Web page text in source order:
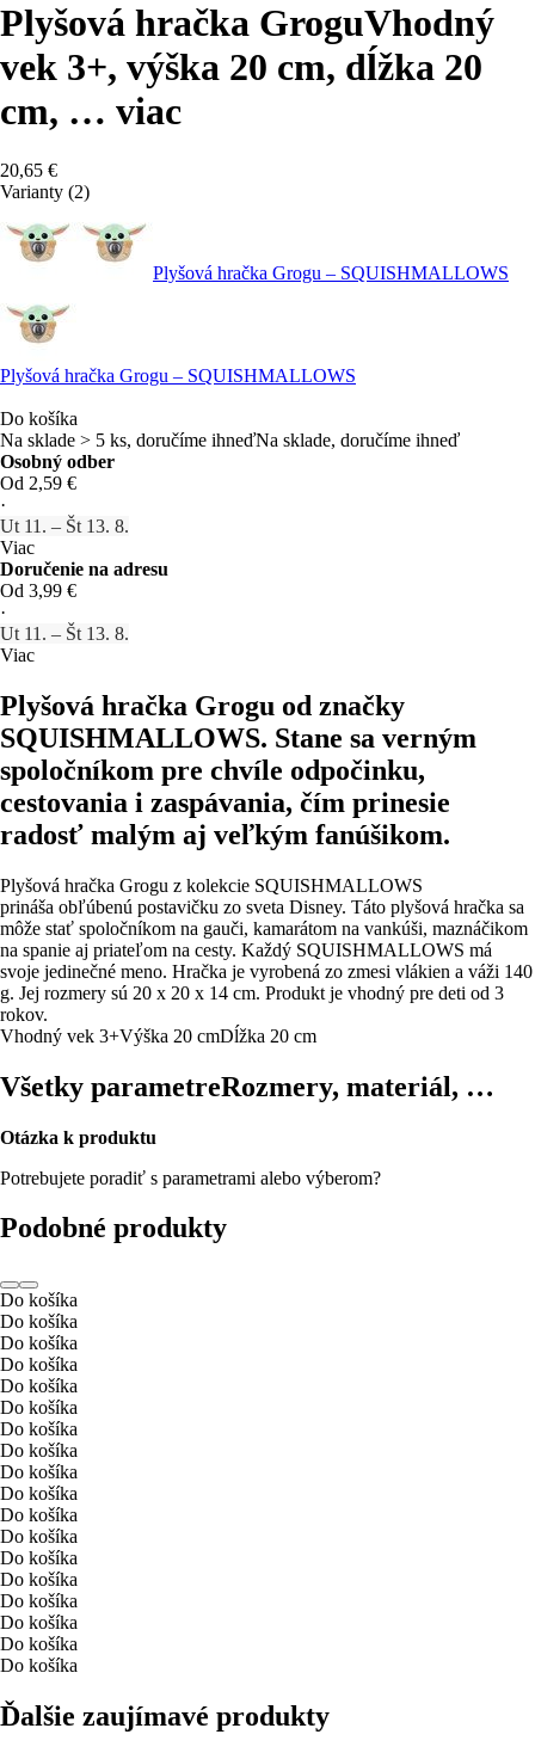
Plyšová hračka GroguVhodný
vek 3+, výška 20 cm, dĺžka 20
cm, … viac
20,65 €
Varianty (2)
Plyšová hračka Grogu – SQUISHMALLOWS
Plyšová hračka Grogu – SQUISHMALLOWS
Do košíka
Na sklade > 5 ks, doručíme ihneďNa sklade, doručíme ihneď
Osobný odber
Od 2,59 €
·
Ut 11. – Št 13. 8.
Viac
Doručenie na adresu
Od 3,99 €
·
Ut 11. – Št 13. 8.
Viac
Plyšová hračka Grogu od značky
SQUISHMALLOWS. Stane sa verným
spoločníkom pre chvíle odpočinku,
cestovania i zaspávania, čím prinesie
radosť malým aj veľkým fanúšikom.
Plyšová hračka Grogu z kolekcie SQUISHMALLOWS
prináša obľúbenú postavičku zo sveta Disney. Táto plyšová hračka sa
môže stať spoločníkom na gauči, kamarátom na vankúši, maznáčikom
na spanie aj priateľom na cesty. Každý SQUISHMALLOWS má
svoje jedinečné meno. Hračka je vyrobená zo zmesi vlákien a váži 140
g. Jej rozmery sú 20 x 20 x 14 cm. Produkt je vhodný pre deti od 3
rokov.
Vhodný vek 3+Výška 20 cmDĺžka 20 cm
Všetky parametreRozmery, materiál, …
Otázka k produktu
Potrebujete poradiť s parametrami alebo výberom?
Podobné produkty
Do košíka
Do košíka
Do košíka
Do košíka
Do košíka
Do košíka
Do košíka
Do košíka
Do košíka
Do košíka
Do košíka
Do košíka
Do košíka
Do košíka
Do košíka
Do košíka
Do košíka
Do košíka
Ďalšie zaujímavé produkty